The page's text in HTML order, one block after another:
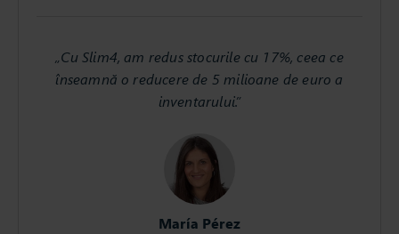
„Cu Slim4, am redus stocurile cu 17%, ceea ce
înseamnă o reducere de 5 milioane de euro a
inventarului.”
María Pérez